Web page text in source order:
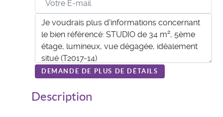
DEMANDE DE PLUS DE DÉTAILS
Description